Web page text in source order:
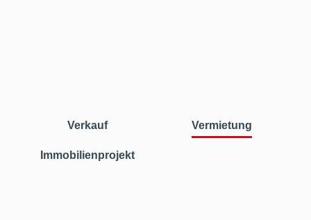
Verkauf Vermietung
Immobilienprojekt